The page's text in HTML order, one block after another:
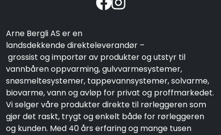
Arne Bergli AS er en
landsdekkende direkteleverandør –
grossist og importør av produkter og utstyr til
vannbåren oppvarming, gulvvarmesystemer,
snøsmeltesystemer, tappevannsystemer, solvarme,
biovarme, vann og avløp for privat og proffmarkedet.
Vi selger våre produkter direkte til rørleggeren som
gjør det raskt, trygt og enkelt både for rørleggeren
og kunden. Med 40 års erfaring og mange tusen